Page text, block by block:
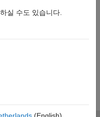
실 수도 있습니다.